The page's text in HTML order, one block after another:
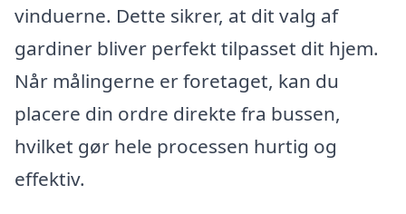
vinduerne. Dette sikrer, at dit valg af
gardiner bliver perfekt tilpasset dit hjem.
Når målingerne er foretaget, kan du
placere din ordre direkte fra bussen,
hvilket gør hele processen hurtig og
effektiv.